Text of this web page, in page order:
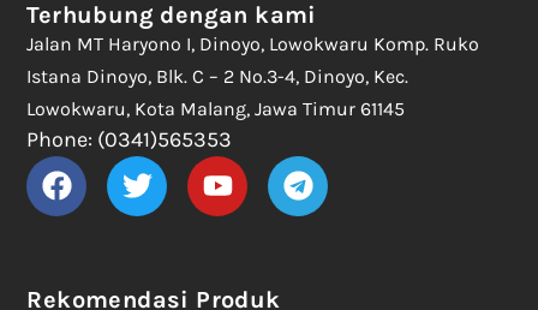
Rekomendasi Produk
Terhubung dengan kami
Jalan MT Haryono I, Dinoyo, Lowokwaru Komp. Ruko
Istana Dinoyo, Blk. C – 2 No.3-4, Dinoyo, Kec.
Lowokwaru, Kota Malang, Jawa Timur 61145
Phone: (0341)565353